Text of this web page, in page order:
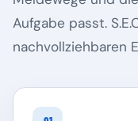
Aufgabe passt.
nachvollziehbaren